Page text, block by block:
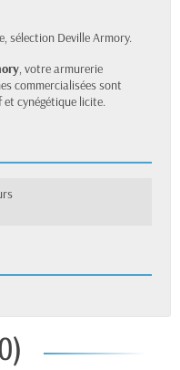
sélection Deville Armory.
, votre armurerie
commercialisées sont
cynégétique licite.